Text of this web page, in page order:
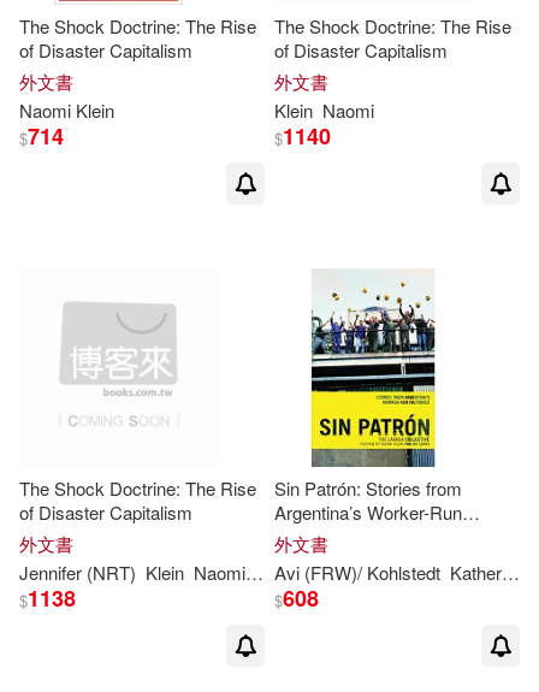
The Shock Doctrine: The Rise
of Disaster Capitalism
外文書
Naomi Klein
$714
The Shock Doctrine: The Rise
of Disaster Capitalism
外文書
Klein Naomi
$1140
The Shock Doctrine: The Rise
of Disaster Capitalism
外文書
Jennifer (NRT) Klein Naomi/ Wiltsie
$1138
Sin Patrón: Stories from
Argentina’s Worker-Run
Factories
外文書
Avi (FRW)/ Kohlstedt Katherine (TRN)
$608